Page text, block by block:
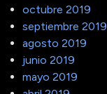
octubre 2019
septiembre 2019
agosto 2019
junio 2019
mayo 2019